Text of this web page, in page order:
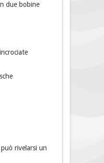
due bobine
rivelarsi un